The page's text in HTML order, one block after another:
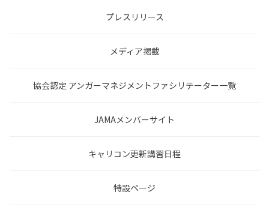
プレスリリース
メディア掲載
協会認定 アンガーマネジメントファシリテーター一覧
JAMAメンバーサイト
キャリコン更新講習日程
特設ページ